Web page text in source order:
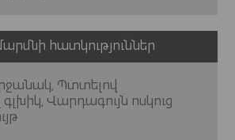
հատկություններ
Պտտելով
Վարդագույն ոսկուց